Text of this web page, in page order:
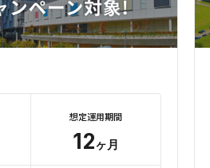
想定運用期間
12ヶ月